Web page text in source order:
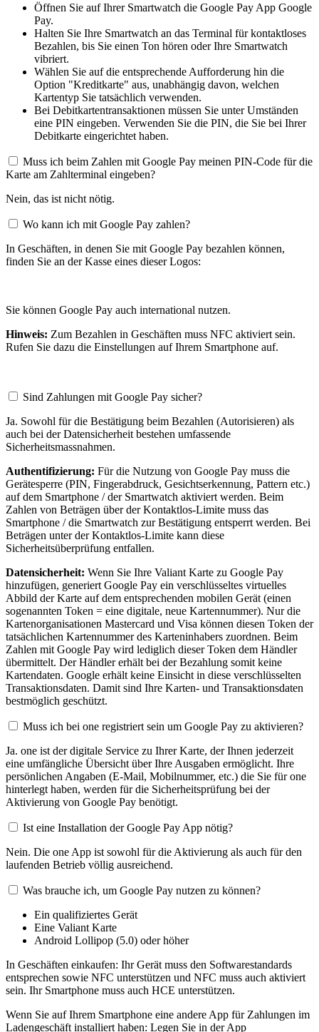
Öffnen Sie auf Ihrer Smartwatch die Google Pay App Google
Pay.
Halten Sie Ihre Smartwatch an das Terminal für kontaktloses
Bezahlen, bis Sie einen Ton hören oder Ihre Smartwatch
vibriert.
Wählen Sie auf die entsprechende Aufforderung hin die
Option "Kreditkarte" aus, unabhängig davon, welchen
Kartentyp Sie tatsächlich verwenden.
Bei Debitkartentransaktionen müssen Sie unter Umständen
eine PIN eingeben. Verwenden Sie die PIN, die Sie bei Ihrer
Debitkarte eingerichtet haben.
Muss ich beim Zahlen mit Google Pay meinen PIN-Code für die
Karte am Zahlterminal eingeben?
Nein, das ist nicht nötig.
Wo kann ich mit Google Pay zahlen?
In Geschäften, in denen Sie mit Google Pay bezahlen können,
finden Sie an der Kasse eines dieser Logos:
Sie können Google Pay auch international nutzen.
Hinweis: Zum Bezahlen in Geschäften muss NFC aktiviert sein.
Rufen Sie dazu die Einstellungen auf Ihrem Smartphone auf.
Sind Zahlungen mit Google Pay sicher?
Ja. Sowohl für die Bestätigung beim Bezahlen (Autorisieren) als
auch bei der Datensicherheit bestehen umfassende
Sicherheitsmassnahmen.
Authentifizierung: Für die Nutzung von Google Pay muss die
Gerätesperre (PIN, Fingerabdruck, Gesichtserkennung, Pattern etc.)
auf dem Smartphone / der Smartwatch aktiviert werden. Beim
Zahlen von Beträgen über der Kontaktlos-Limite muss das
Smartphone / die Smartwatch zur Bestätigung entsperrt werden. Bei
Beträgen unter der Kontaktlos-Limite kann diese
Sicherheitsüberprüfung entfallen.
Datensicherheit: Wenn Sie Ihre Valiant Karte zu Google Pay
hinzufügen, generiert Google Pay ein verschlüsseltes virtuelles
Abbild der Karte auf dem entsprechenden mobilen Gerät (einen
sogenannten Token = eine digitale, neue Kartennummer). Nur die
Kartenorganisationen Mastercard und Visa können diesen Token der
tatsächlichen Kartennummer des Karteninhabers zuordnen. Beim
Zahlen mit Google Pay wird lediglich dieser Token dem Händler
übermittelt. Der Händler erhält bei der Bezahlung somit keine
Kartendaten. Google erhält keine Einsicht in diese verschlüsselten
Transaktionsdaten. Damit sind Ihre Karten- und Transaktionsdaten
bestmöglich geschützt.
Muss ich bei one registriert sein um Google Pay zu aktivieren?
Ja. one ist der digitale Service zu Ihrer Karte, der Ihnen jederzeit
eine umfängliche Übersicht über Ihre Ausgaben ermöglicht. Ihre
persönlichen Angaben (E-Mail, Mobilnummer, etc.) die Sie für one
hinterlegt haben, werden für die Sicherheitsprüfung bei der
Aktivierung von Google Pay benötigt.
Ist eine Installation der Google Pay App nötig?
Nein. Die one App ist sowohl für die Aktivierung als auch für den
laufenden Betrieb völlig ausreichend.
Was brauche ich, um Google Pay nutzen zu können?
Ein qualifiziertes Gerät
Eine Valiant Karte
Android Lollipop (5.0) oder höher
In Geschäften einkaufen: Ihr Gerät muss den Softwarestandards
entsprechen sowie NFC unterstützen und NFC muss auch aktiviert
sein. Ihr Smartphone muss auch HCE unterstützen.
Wenn Sie auf Ihrem Smartphone eine andere App für Zahlungen im
Ladengeschäft installiert haben: Legen Sie in der App